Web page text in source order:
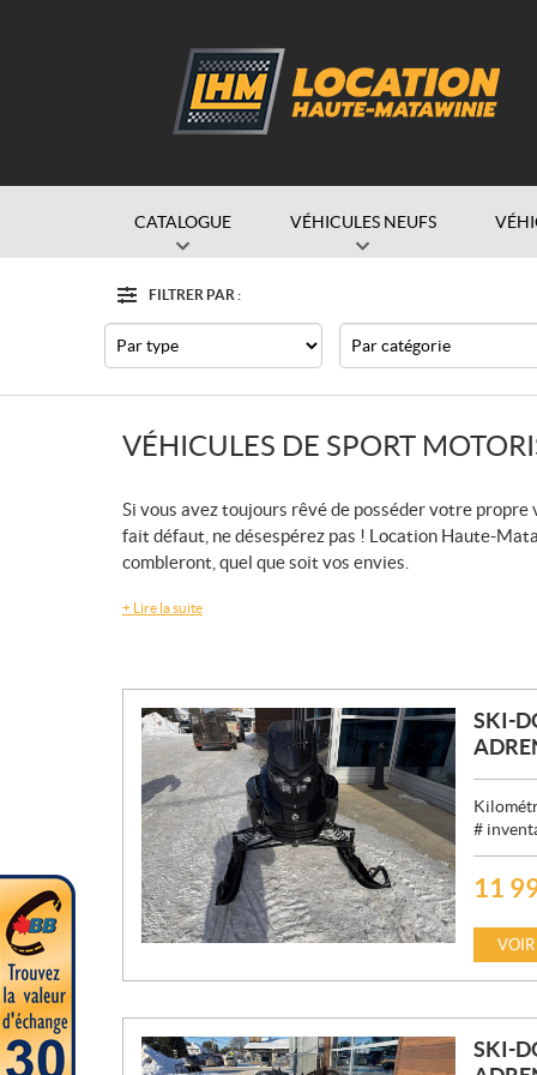
CATALOGUE VÉHICULES NEUFS
FILTRER PAR :
Filtre
VÉHICULES DE SPORT
Si vous avez toujours rêvé de posséder votre
fait défaut, ne désespérez pas ! Location Haute-
combleront, quel que soit vos envies.
+ Lire la suite
SKI-
#
P
X
:
11
VOIR
SKI-